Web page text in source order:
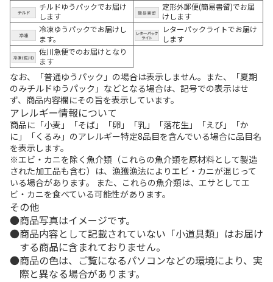
チルドゆうパックでお届け
します
定形外郵便(簡易書留)でお届
けします
冷凍ゆうパックでお届けし
ます。
レターパックライトでお届け
します
佐川急便でのお届けとなり
ます
なお、「普通ゆうパック」の場合は表示しません。また、「夏期
のみチルドゆうパック」などとなる場合は、記号での表示はせ
ず、商品内容欄にその旨を表示しています。
アレルギー情報について
商品に「小麦」「そば」「卵」「乳」「落花生」「えび」「か
に」「くるみ」のアレルギー特定8品目を含んでいる場合に品目名
を表示します。
※エビ・カニを除く魚介類（これらの魚介類を原材料として製造
された加工品も含む）は、漁獲漁法によりエビ・カニが混じって
いる場合があります。 また、これらの魚介類は、エサとしてエ
ビ・カニを食べている可能性があります。
その他
商品写真はイメージです。
商品内容として記載されていない「小道具類」はお届け
する商品に含まれておりません。
商品の色は、ご覧になるパソコンなどの環境により、実
際と異なる場合があります。